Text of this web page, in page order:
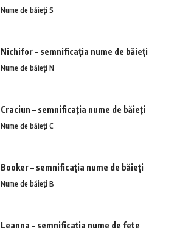
Nume de băieți S
Nichifor – semnificația nume de băieți
Nume de băieți N
Craciun – semnificația nume de băieți
Nume de băieți C
Booker – semnificația nume de băieți
Nume de băieți B
Leanna – semnificația nume de fete